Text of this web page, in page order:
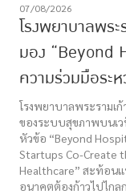
07/08/2026
โรงพยาบาลพร
มอง “Beyond
ความร่วมมือระ
Startup ร่วมส
Healthcare
โรงพยาบาลพระรามเ
ของระบบสุขภาพบนเว
หัวข้อ “Beyond
Startups Co-Create
Healthcare” สะท้อน
อนาคตต้องก้าวไปไกล